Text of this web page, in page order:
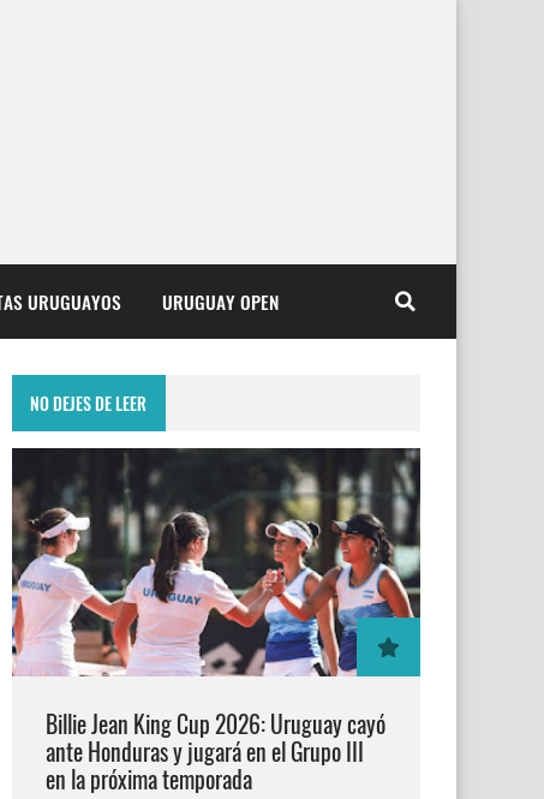
URUGUAYOS URUGUAY OPEN
NO DEJES DE LEER
Billie Jean King Cup 2026: Uruguay cayó
ante Honduras y jugará en el Grupo III
en la próxima temporada